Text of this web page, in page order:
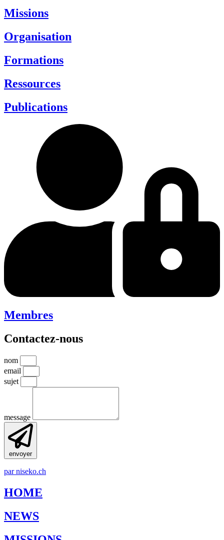
Missions
Organisation
Formations
Ressources
Publications
Membres
Contactez-nous
nom
email
sujet
message
envoyer
par niseko.ch
HOME
NEWS